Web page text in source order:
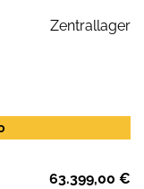
Zentrallager
63.399,00 €